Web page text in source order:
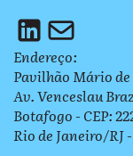
Endereço:
Pavilhão Mário
Av. Venceslau
Botafogo - CEP:
Rio de Janeiro/RJ